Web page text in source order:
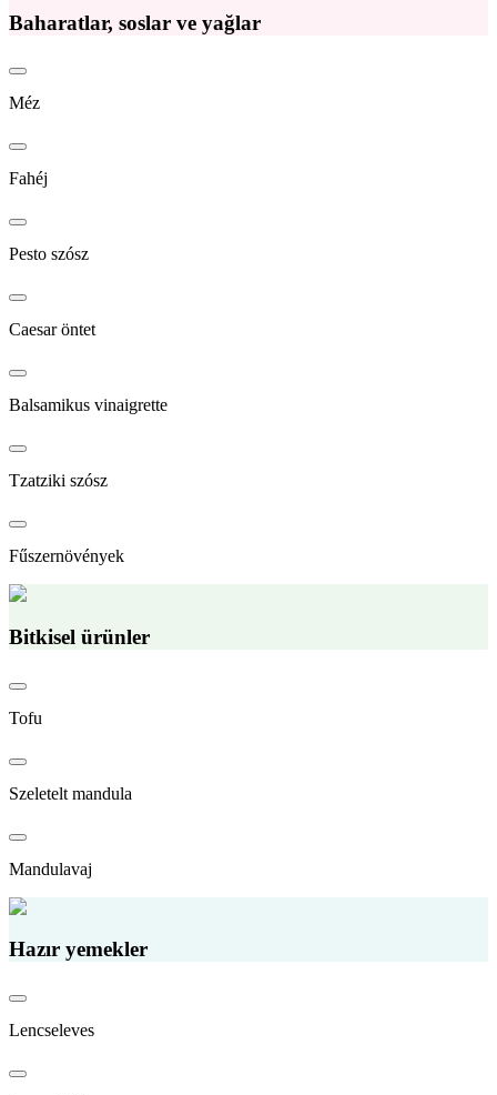
Baharatlar, soslar ve yağlar
Méz
Fahéj
Pesto szósz
Caesar öntet
Balsamikus vinaigrette
Tzatziki szósz
Fűszernövények
Bitkisel ürünler
Tofu
Szeletelt mandula
Mandulavaj
Hazır yemekler
Lencseleves